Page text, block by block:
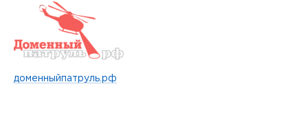
доменныйпатруль.рф